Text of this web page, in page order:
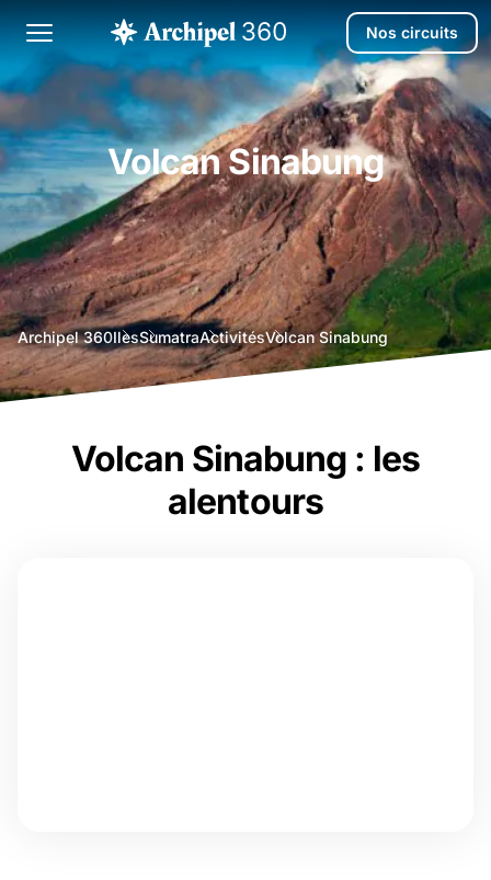
Nos circuits
Volcan Sinabung
Archipel 360agence
voyage
bali
IlesSumatraActivitésVolcan Sinabung
Volcan Sinabung : les
alentours